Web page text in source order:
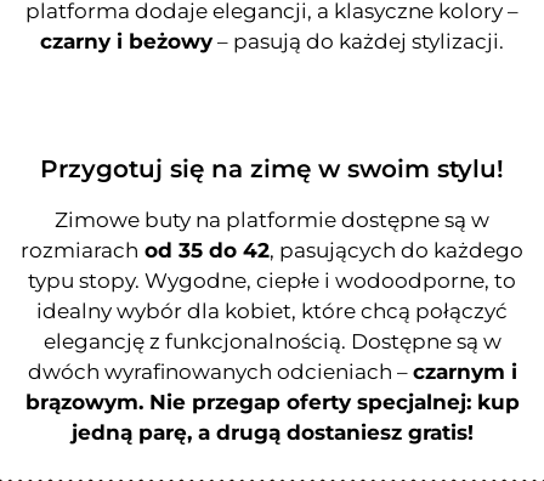
platforma dodaje elegancji, a klasyczne kolory –
czarny i beżowy – pasują do każdej stylizacji.
Przygotuj się na zimę w swoim stylu!
Zimowe buty na platformie dostępne są w
rozmiarach od 35 do 42, pasujących do każdego
typu stopy. Wygodne, ciepłe i wodoodporne, to
idealny wybór dla kobiet, które chcą połączyć
elegancję z funkcjonalnością. Dostępne są w
dwóch wyrafinowanych odcieniach – czarnym i
brązowym. Nie przegap oferty specjalnej: kup
jedną parę, a drugą dostaniesz gratis!